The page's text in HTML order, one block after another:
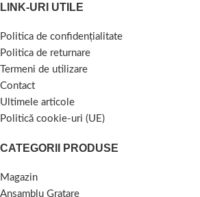
LINK-URI UTILE
Politica de confidențialitate
Politica de returnare
Termeni de utilizare
Contact
Ultimele articole
Politică cookie-uri (UE)
CATEGORII PRODUSE
Magazin
Ansamblu Gratare